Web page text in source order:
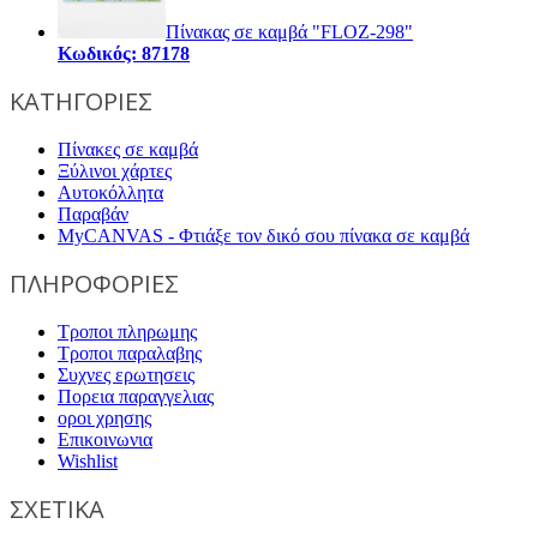
Πίνακας σε καμβά "FLOZ-298"
Κωδικός: 87178
ΚΑΤΗΓΟΡΙΕΣ
Πίνακες σε καμβά
Ξύλινοι χάρτες
Αυτοκόλλητα
Παραβάν
MyCANVAS - Φτιάξε τον δικό σου πίνακα σε καμβά
ΠΛΗΡΟΦΟΡΙΕΣ
Τροποι πληρωμης
Τροποι παραλαβης
Συχνες ερωτησεις
Πορεια παραγγελιας
οροι χρησης
Επικοινωνια
Wishlist
ΣΧΕΤΙΚΑ